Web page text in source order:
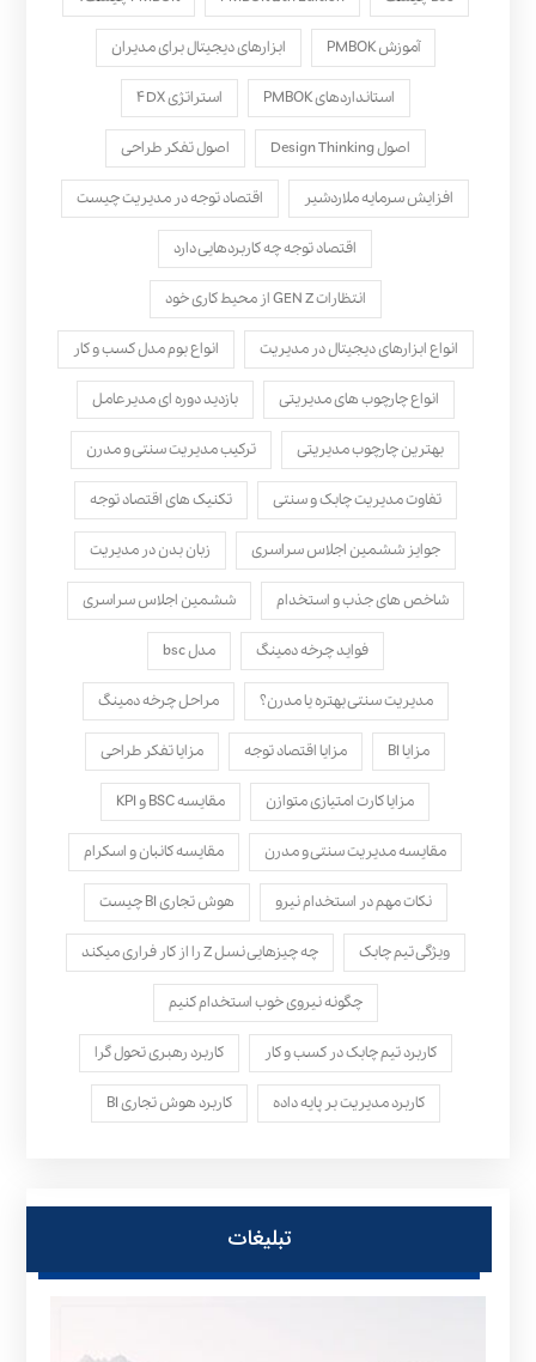
آموزش PMBOK ابزارهای دیجیتال برای مدیران
استانداردهای PMBOK استراتژی ۴DX
اصول Design Thinking اصول تفکر طراحی
افزایش سرمایه ملاردشیر اقتصاد توجه در مدیریت چیست
اقتصاد توجه چه کاربردهایی دارد
انتظارات GEN Z از محیط کاری خود
انواع ابزارهای دیجیتال در مدیریت انواع بوم مدل کسب‌ و کار
انواع چارچوب های مدیریتی بازدید دوره ای مدیرعامل
بهترین چارچوب مدیریتی ترکیب مدیریت سنتی و مدرن
تفاوت مدیریت چابک و سنتی تکنیک های اقتصاد توجه
جوایز ششمین اجلاس سراسری زبان بدن در مدیریت
شاخص های جذب و استخدام ششمین اجلاس سراسری
فواید چرخه دمینگ مدل bsc
مدیریت سنتی بهتره یا مدرن؟ مراحل چرخه دمینگ
مزایا BI مزایا اقتصاد توجه مزایا تفکر طراحی
مزایا کارت امتیازی متوازن مقایسه BSC و KPI
مقایسه مدیریت سنتی و مدرن مقایسه کانبان و اسکرام
نکات مهم در استخدام نیرو هوش تجاری BI چیست
ویژگی تیم چابک چه چیزهایی نسل Z را از کار فراری میکند
چگونه نیروی خوب استخدام کنیم
کاربرد تیم چابک در کسب و کار کاربرد رهبری تحول‌ گرا
کاربرد مدیریت بر پایه داده کاربرد هوش تجاری BI
تبلیغات